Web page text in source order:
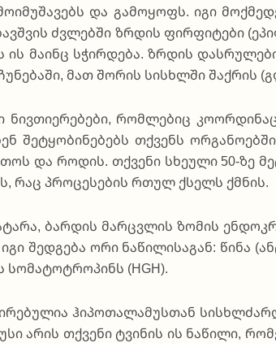
და გა­მო­ყოფს. იგი
ძვლებ­ში ზრდის ფირ­ფი­ტე­ბი
ის მა­ინც სჭირ­დე­ბა. ზრდის
მათ შო­რის სის­ხლში შა­ქრის
ნივ­თი­ე­რე­ბე­ბი, რომ­ლე­ბიც
შეტ­ყო­ბი­ნე­ბებს თქვენს
და რო­დის. თქვე­ნი სხე­უ­ლი 50-ზე
რაც პრო­ცე­სე­ბის რთულ ქსელს ქმნის.
ბარ­დის მარ­ცვლის ზო­მის
შედ­გე­ბა ორი ნა­წი­ლი­სა­გან: წი­ნა
სომატოტროპინს (HGH).
ჰი­პო­თა­ლა­მუს­თან
არის თქვე­ნი ტვი­ნის ის ნა­წი­ლი,